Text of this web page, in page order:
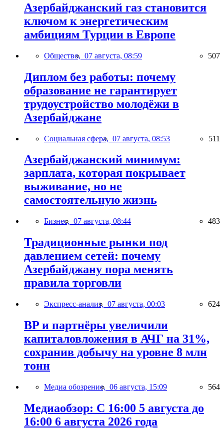
Азербайджанский газ становится
ключом к энергетическим
амбициям Турции в Европе
Общество, 07 августа, 08:59 507
Диплом без работы: почему
образование не гарантирует
трудоустройство молодёжи в
Азербайджане
Социальная сфера, 07 августа, 08:53 511
Азербайджанский минимум:
зарплата, которая покрывает
выживание, но не
самостоятельную жизнь
Бизнес, 07 августа, 08:44 483
Традиционные рынки под
давлением сетей: почему
Азербайджану пора менять
правила торговли
Экспресс-анализ, 07 августа, 00:03 624
BP и партнёры увеличили
капиталовложения в АЧГ на 31%,
сохранив добычу на уровне 8 млн
тонн
Медиа обозрение, 06 августа, 15:09 564
Медиаобзор: С 16:00 5 августа до
16:00 6 августа 2026 года